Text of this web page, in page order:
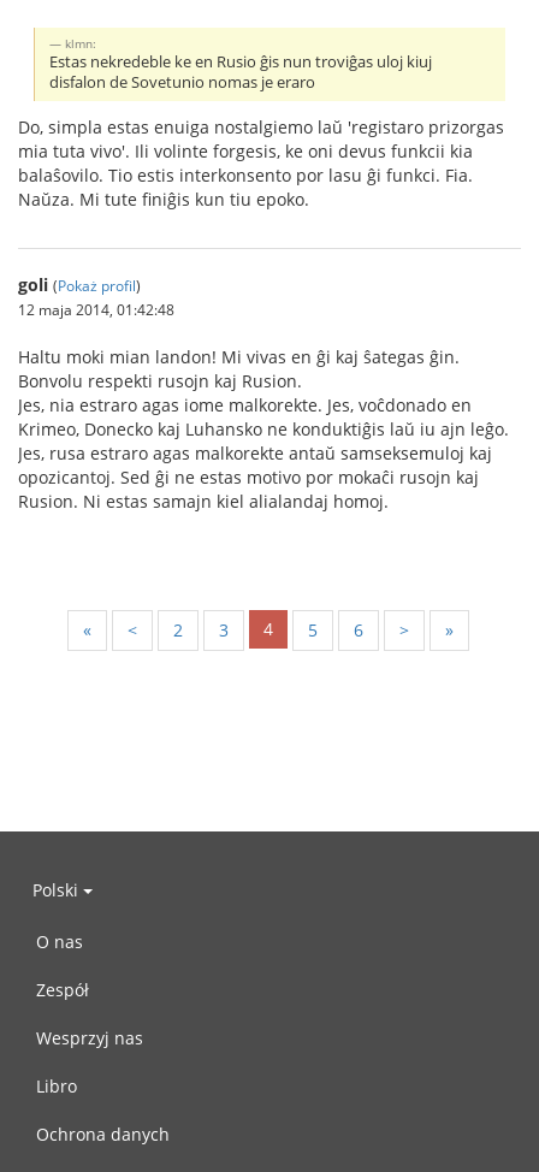
klmn:
Estas nekredeble ke en Rusio ĝis nun troviĝas uloj kiuj
disfalon de Sovetunio nomas je eraro
Do, simpla estas enuiga nostalgiemo laŭ 'registaro prizorgas
mia tuta vivo'. Ili volinte forgesis, ke oni devus funkcii kia
balaŝovilo. Tio estis interkonsento por lasu ĝi funkci. Fia.
Naŭza. Mi tute finiĝis kun tiu epoko.
goli (Pokaż profil)
12 maja 2014, 01:42:48
Haltu moki mian landon! Mi vivas en ĝi kaj ŝategas ĝin.
Bonvolu respekti rusojn kaj Rusion.
Jes, nia estraro agas iome malkorekte. Jes, voĉdonado en
Krimeo, Donecko kaj Luhansko ne konduktiĝis laŭ iu ajn leĝo.
Jes, rusa estraro agas malkorekte antaŭ samseksemuloj kaj
opozicantoj. Sed ĝi ne estas motivo por mokaĉi rusojn kaj
Rusion. Ni estas samajn kiel alialandaj homoj.
« < 2 3 4 5 6 > »
Polski
O nas
Zespół
Wesprzyj nas
Libro
Ochrona danych